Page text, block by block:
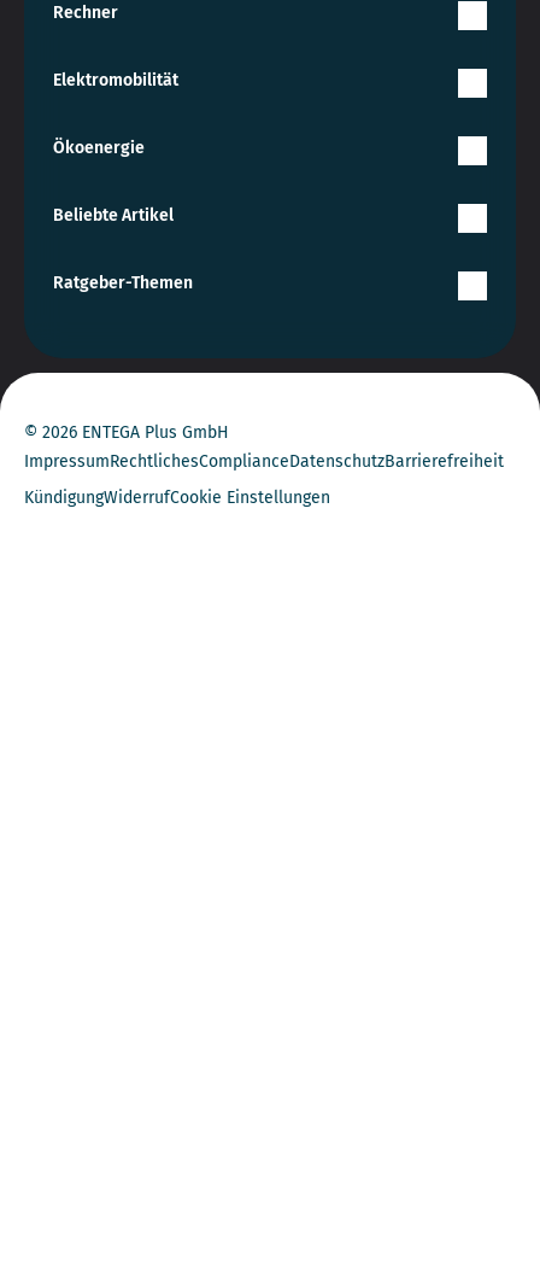
Rechner
Elektromobilität
Ökoenergie
Beliebte Artikel
Ratgeber-Themen
© 2026 ENTEGA Plus GmbH
ImpressumRechtlichesComplianceDatenschutzBarrierefreiheit
KündigungWiderrufCookie Einstellungen